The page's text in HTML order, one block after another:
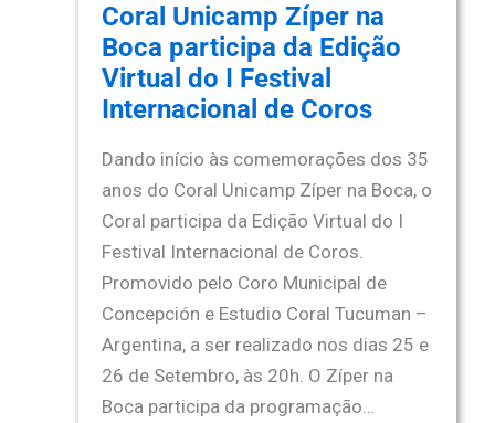
Coral Unicamp Zíper na
Boca participa da Edição
Virtual do I Festival
Internacional de Coros
Dando início às comemorações dos 35
anos do Coral Unicamp Zíper na Boca, o
Coral participa da Edição Virtual do I
Festival Internacional de Coros.
Promovido pelo Coro Municipal de
Concepción e Estudio Coral Tucuman –
Argentina, a ser realizado nos dias 25 e
26 de Setembro, às 20h. O Zíper na
Boca participa da programação…